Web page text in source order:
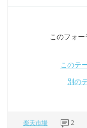
このフォ
このテ
別の
楽天市場 2